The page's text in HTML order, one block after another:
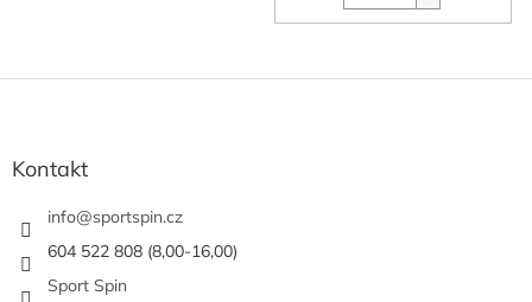
Z
Kontakt
info@sportspin.cz
604 522 808 (8,00-16,00)
Sport Spin